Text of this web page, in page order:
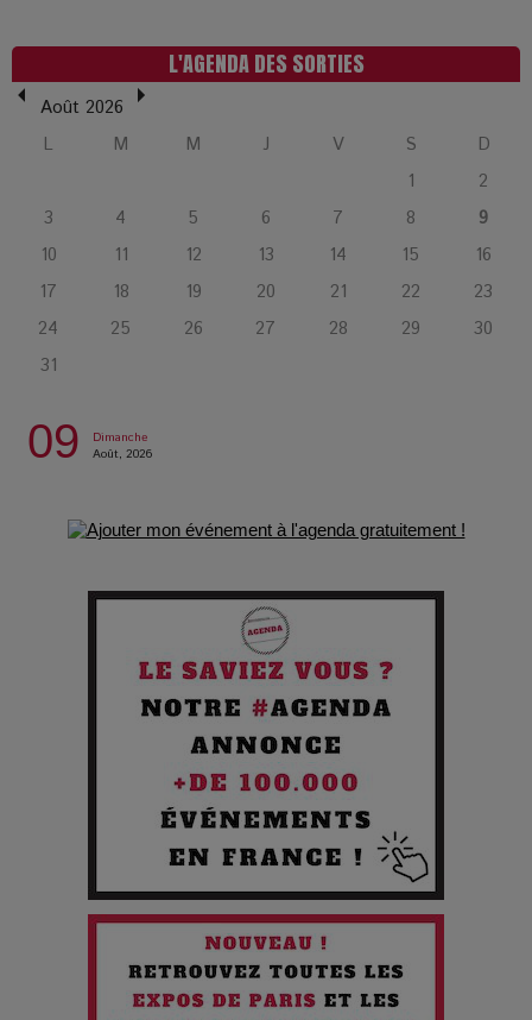
L’Affaire Bojarski : entre faux billets et vraie tragédie
humaine
L’or blanc à la croisée des chemins : Rumilly interroge
La Femme de Ménage : Plongez dans le thriller
psychologique qui a conquis le monde !
des silences
Les Enfants vont bien : Quand la disparition devient un acte
Comment Prendre Soin de sa Santé quand on Roule toute la
Pourquoi les Petites Entreprises Créatives Deviennent les
Cibles des Hackers
Les 3 meilleures destinations pour des vacances sportives
Quand l'Opéra Rencontre l'IA : Lola Volonakis, l'Artiste du
Paradoxe qui Chante le Futur
Chien 51 - Quand l’IA prend le pouvoir : une plongée dans un
futur troublant
L'AGENDA DES SORTIES
Août 2026
L
M M J V S
D
1
2
3
4 5 6 7 8
9
10
11 12 13 14 15
16
17
18 19 20 21 22
23
24
25 26 27 28 29
30
31
09
Dimanche
Août, 2026